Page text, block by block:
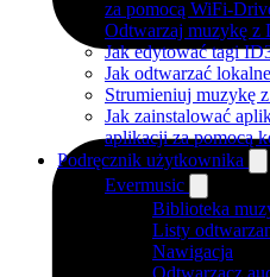
za pomocą WiFi-
Odtwarzaj muzykę z
Jak edytować tagi
Jak odtwarzać
Strumieniuj muzykę
Jak zainstalować
aplikacji za pomocą
Podręcznik użytkownika
Evermusic
Biblioteka
Listy
Nawigacja
Odtwarzacz